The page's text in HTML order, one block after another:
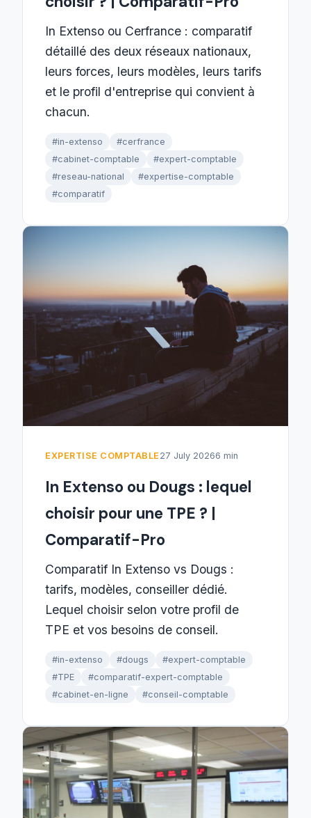
In Extenso ou Cerfrance : comparatif
détaillé des deux réseaux nationaux,
leurs forces, leurs modèles, leurs tarifs
et le profil d'entreprise qui convient à
chacun.
#in-extenso
#cerfrance
#cabinet-comptable
#expert-comptable
#reseau-national
#expertise-comptable
#comparatif
EXPERTISE COMPTABLE 27 July 20266 min
In Extenso ou Dougs : lequel
choisir pour une TPE ? |
Comparatif-Pro
Comparatif In Extenso vs Dougs :
tarifs, modèles, conseiller dédié.
Lequel choisir selon votre profil de
TPE et vos besoins de conseil.
#in-extenso #dougs
#expert-comptable
#TPE
#comparatif-expert-comptable
#cabinet-en-ligne
#conseil-comptable